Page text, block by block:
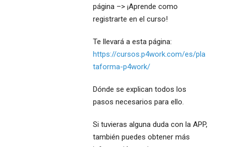
página –> ¡Aprende como
registrarte en el curso!
Te llevará a esta página:
https://cursos.p4work.com/es/pla
taforma-p4work/
Dónde se explican todos los
pasos necesarios para ello.
Si tuvieras alguna duda con la APP,
también puedes obtener más